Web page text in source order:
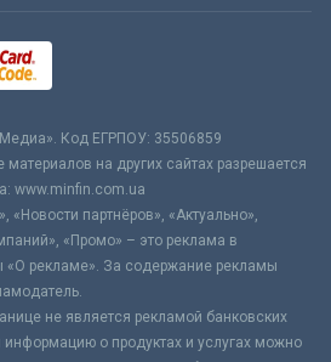
Код ЕГРПОУ: 35506859
на других сайтах разрешается
www.minfin.com.ua
партнёров», «Актуально»,
«Промо» – это реклама в
«О рекламе». За содержание рекламы
не является рекламой банковских
о продуктах и услугах можно